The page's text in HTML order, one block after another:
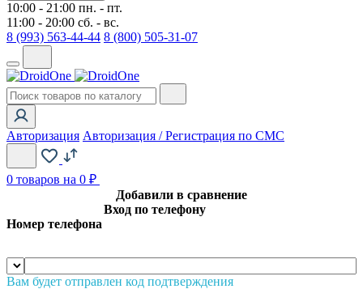
10:00 - 21:00 пн. - пт.
11:00 - 20:00 сб. - вс.
8 (993) 563-44-44 8 (800) 505-31-07
Авторизация Авторизация / Регистрация по СМС
0 товаров на 0 ₽
Добавили в сравнение
Вход по телефону
Номер телефона
Вам будет отправлен код подтверждения